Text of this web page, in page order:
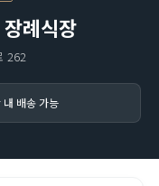
례식장
262
배송 가능